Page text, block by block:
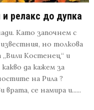
релакс до дупка
Като започнем с
но толкова
Костенец“ и
да кажем за
на Рила ?
врата, се намира и......